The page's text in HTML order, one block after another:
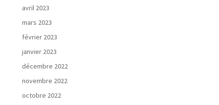
avril 2023
mars 2023
février 2023
janvier 2023
décembre 2022
novembre 2022
octobre 2022